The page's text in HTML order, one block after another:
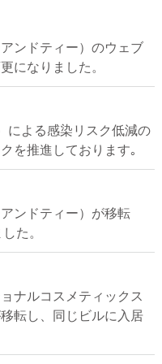
ンドティー）のウェブ
になりました。
による感染リスク低減の
を推進しております｡
ンドティー）が移転
た。
ナルコスメティックス
転し、同じビルに入居